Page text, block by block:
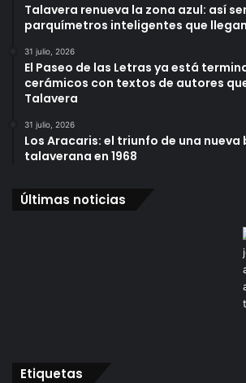
Talavera renueva la zona azul: así
parquímetros inteligentes que
31 julio, 2026
El Paseo de las Letras ya está
cerámicos con textos de autores
Talavera
31 julio, 2026
Los Aracaris: el triunfo de una nueva
talaverana en 1968
Últimas noticias
Etiquetas